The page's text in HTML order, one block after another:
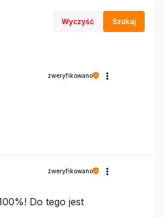
Wyczyść Szukaj
zweryfikowano
zweryfikowano
Do tego jest